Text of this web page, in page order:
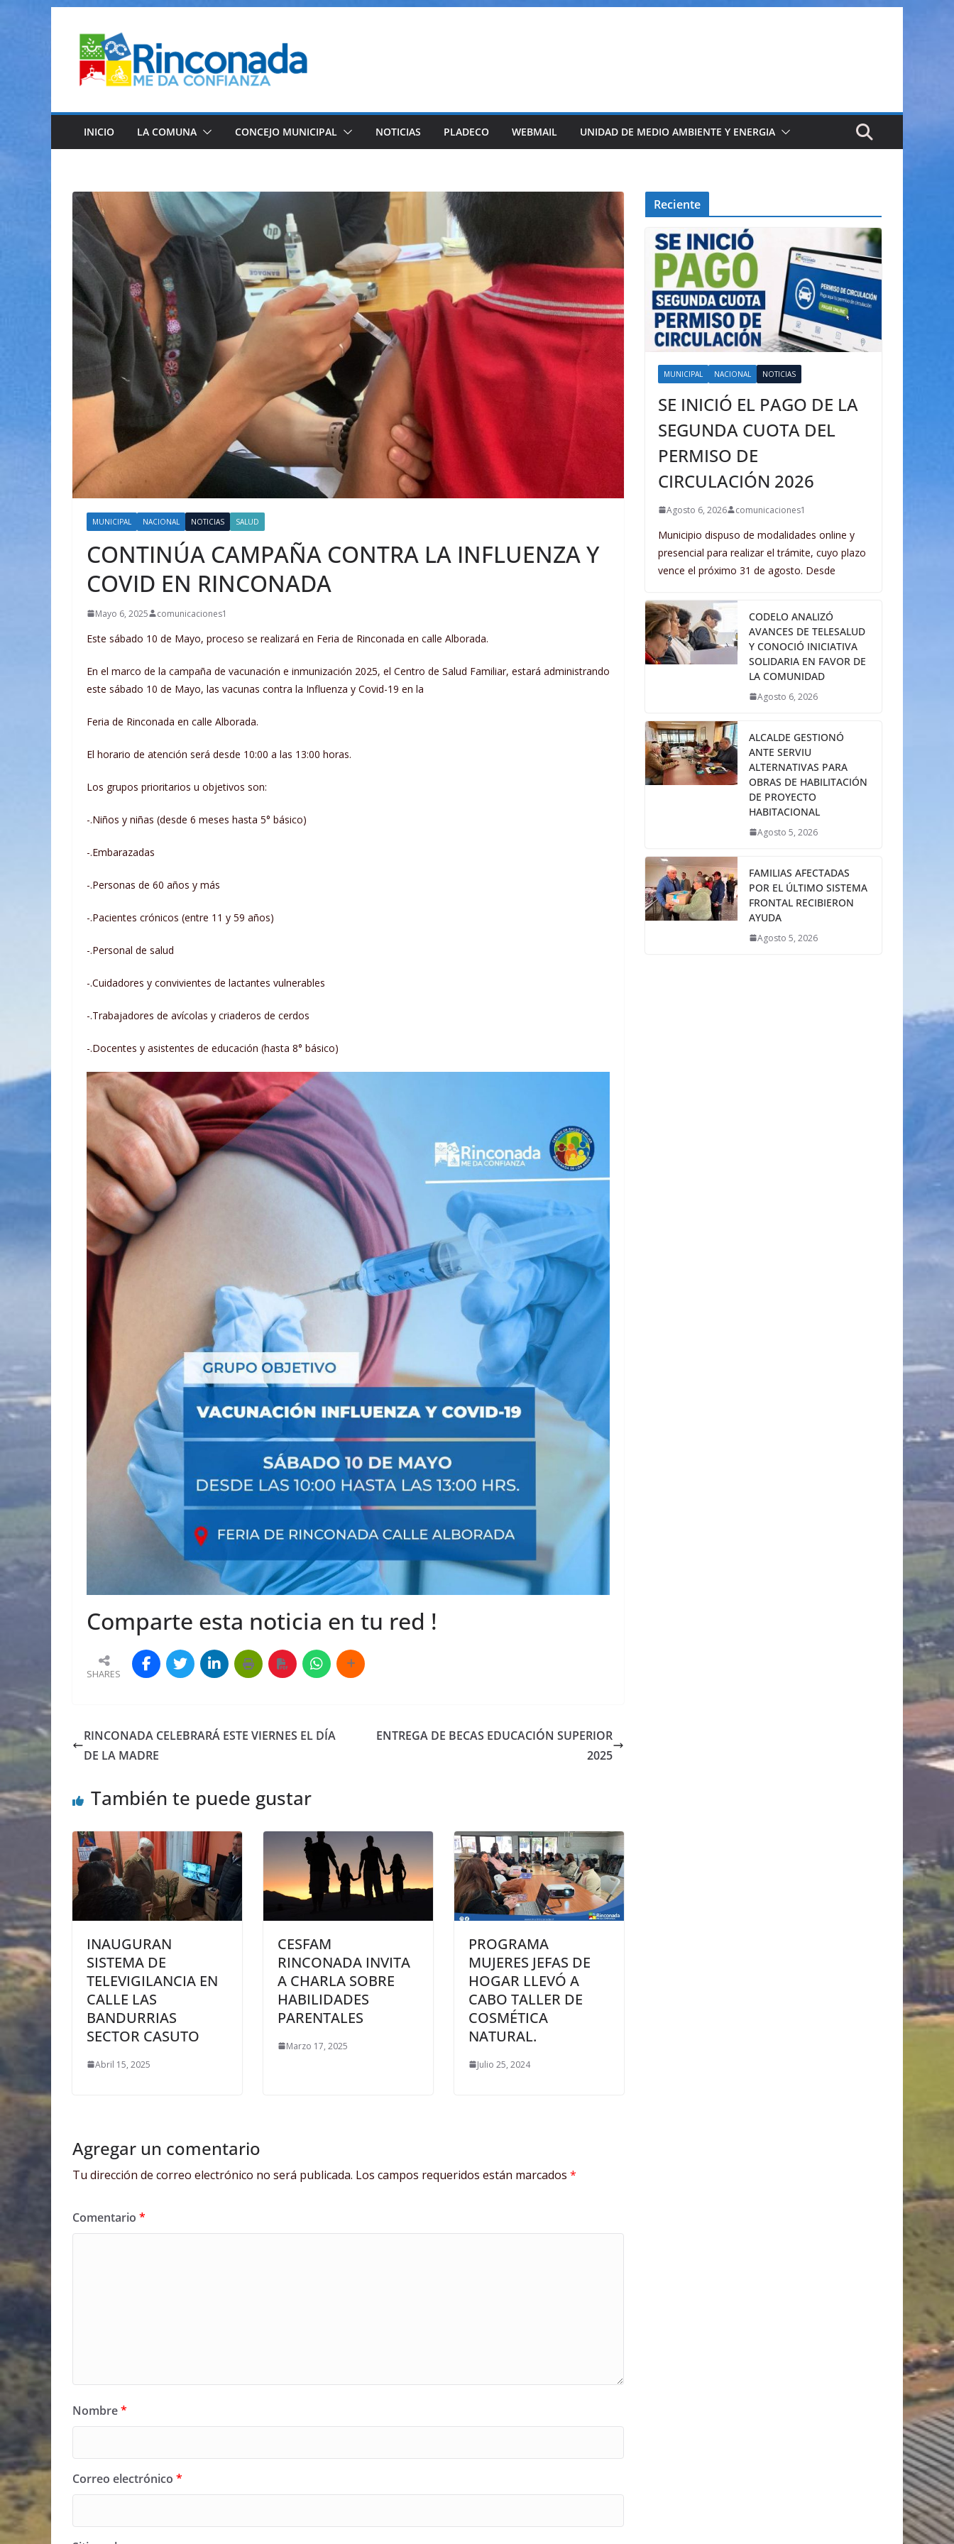
contenido
INICIO LA COMUNA CONCEJO MUNICIPAL NOTICIAS PLADECO WEBMAIL UNIDAD DE MEDIO AMBIENTE Y ENERGIA
MUNICIPAL NACIONAL NOTICIAS SALUD
CONTINÚA CAMPAÑA CONTRA LA INFLUENZA Y
COVID EN RINCONADA
Mayo 6, 2025 comunicaciones1
Este sábado 10 de Mayo, proceso se realizará en Feria de Rinconada en calle Alborada.
En el marco de la campaña de vacunación e inmunización 2025, el Centro de Salud Familiar, estará administrando
este sábado 10 de Mayo, las vacunas contra la Influenza y Covid-19 en la
Feria de Rinconada en calle Alborada.
El horario de atención será desde 10:00 a las 13:00 horas.
Los grupos prioritarios u objetivos son:
-.Niños y niñas (desde 6 meses hasta 5° básico)
-.Embarazadas
-.Personas de 60 años y más
-.Pacientes crónicos (entre 11 y 59 años)
-.Personal de salud
-.Cuidadores y convivientes de lactantes vulnerables
-.Trabajadores de avícolas y criaderos de cerdos
-.Docentes y asistentes de educación (hasta 8° básico)
Comparte esta noticia en tu red !
SHARES
RINCONADA CELEBRARÁ ESTE VIERNES EL DÍA
DE LA MADRE
ENTREGA DE BECAS EDUCACIÓN SUPERIOR
2025
También te puede gustar
INAUGURAN
SISTEMA DE
TELEVIGILANCIA EN
CALLE LAS
BANDURRIAS
SECTOR CASUTO
Abril 15, 2025
CESFAM
RINCONADA INVITA
A CHARLA SOBRE
HABILIDADES
PARENTALES
Marzo 17, 2025
PROGRAMA
MUJERES JEFAS DE
HOGAR LLEVÓ A
CABO TALLER DE
COSMÉTICA
NATURAL.
Julio 25, 2024
Agregar un comentario
Tu dirección de correo electrónico no será publicada. Los campos requeridos están marcados *
Comentario *
Nombre*
Correo electrónico *
Reciente
MUNICIPAL NACIONAL NOTICIAS
SE INICIÓ EL PAGO DE LA
SEGUNDA CUOTA DEL
PERMISO DE
CIRCULACIÓN 2026
Agosto 6, 2026 comunicaciones1
Municipio dispuso de modalidades online y
presencial para realizar el trámite, cuyo plazo
vence el próximo 31 de agosto. Desde
CODELO ANALIZÓ
AVANCES DE TELESALUD
Y CONOCIÓ INICIATIVA
SOLIDARIA EN FAVOR DE
LA COMUNIDAD
Agosto 6, 2026
ALCALDE GESTIONÓ
ANTE SERVIU
ALTERNATIVAS PARA
OBRAS DE HABILITACIÓN
DE PROYECTO
HABITACIONAL
Agosto 5, 2026
FAMILIAS AFECTADAS
POR EL ÚLTIMO SISTEMA
FRONTAL RECIBIERON
AYUDA
Agosto 5, 2026